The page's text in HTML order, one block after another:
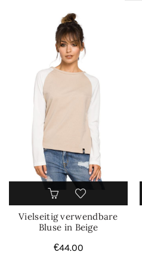
Vielseitig verwendbare
Bluse in Beige
€44.00